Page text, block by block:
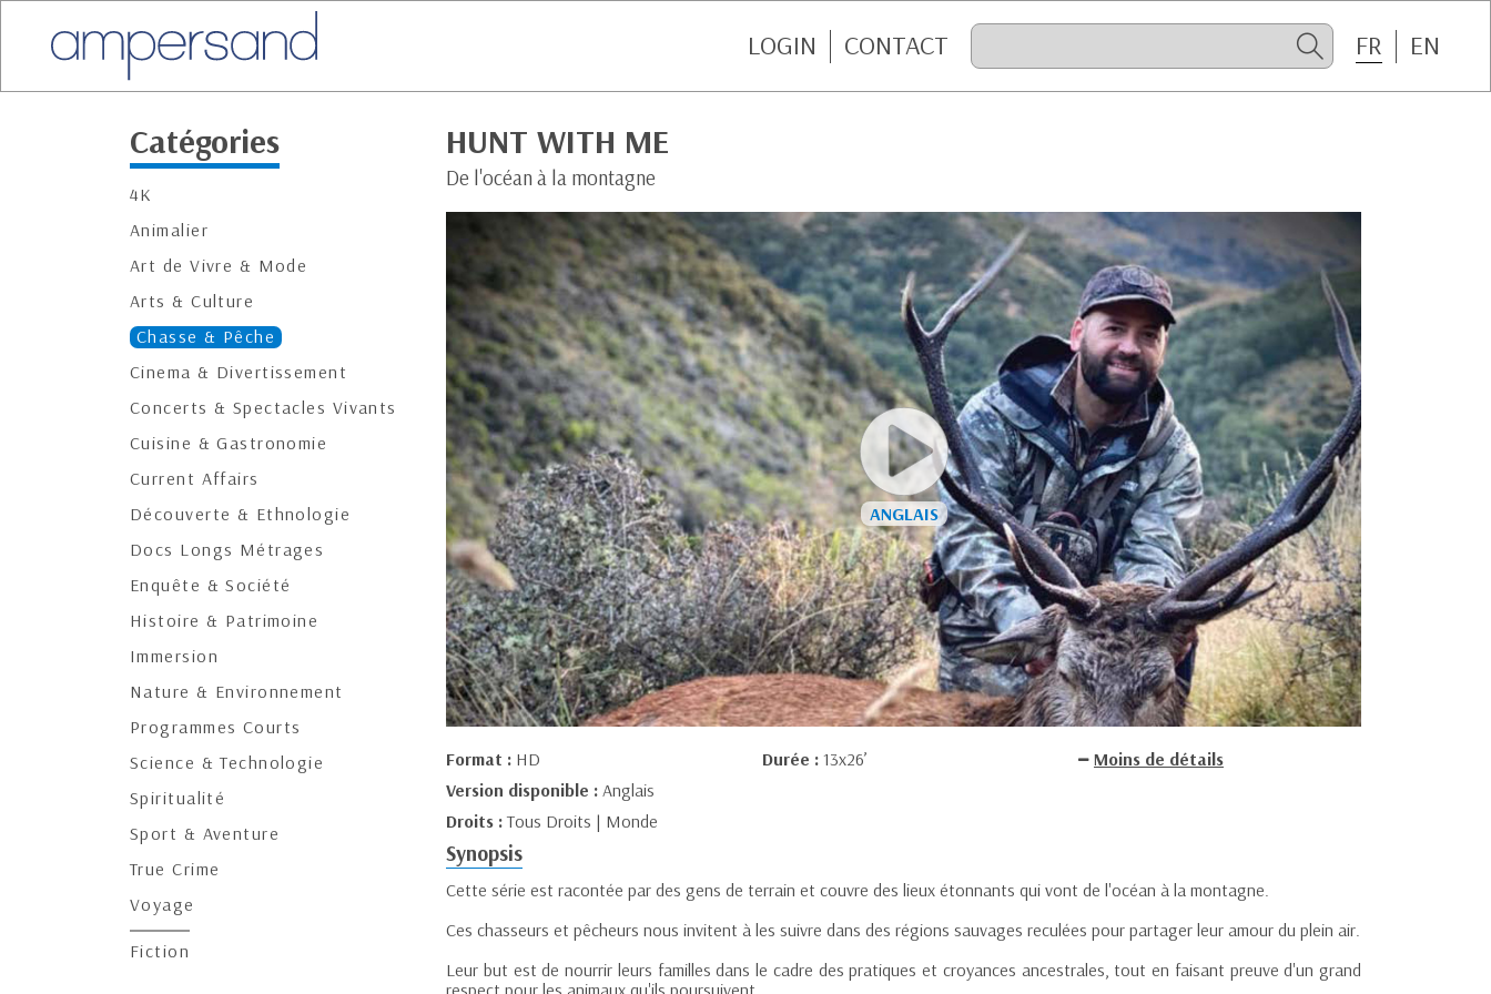
LOGIN CONTACT FR EN
Catégories
4K
Animalier
Art de Vivre & Mode
Arts & Culture
Chasse & Pêche
Cinema & Divertissement
Concerts & Spectacles Vivants
Cuisine & Gastronomie
Current Affairs
Découverte & Ethnologie
Docs Longs Métrages
Enquête & Société
Histoire & Patrimoine
Immersion
Nature & Environnement
Programmes Courts
Science & Technologie
Spiritualité
Sport & Aventure
True Crime
Voyage
Fiction
HUNT WITH ME
De l'océan à la montagne
Format : HD Durée : 13x26’
Moins de détails
Version disponible : Anglais
Droits :Tous Droits | Monde
Synopsis
Cette série est racontée par des gens de terrain et couvre des lieux étonnants qui vont de l'océan à la montagne.
Ces chasseurs et pêcheurs nous invitent à les suivre dans des régions sauvages reculées pour partager leur amour du plein air.
Leur but est de nourrir leurs familles dans le cadre des pratiques et croyances ancestrales, tout en faisant preuve d'un grand